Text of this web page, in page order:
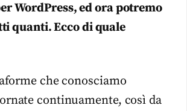
WordPress, ed ora potremo
quanti. Ecco di quale
che conosciamo
continuamente, così da